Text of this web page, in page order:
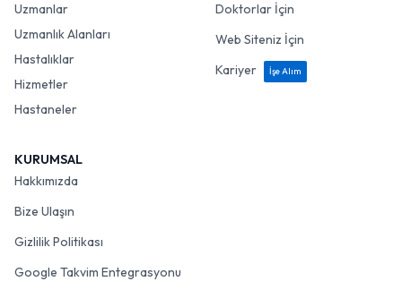
Uzmanlar
Uzmanlık Alanları
Hastalıklar
Hizmetler
Hastaneler
Doktorlar İçin
Web Siteniz İçin
Kariyer
İşe Alım
KURUMSAL
Hakkımızda
Bize Ulaşın
Gizlilik Politikası
Google Takvim Entegrasyonu